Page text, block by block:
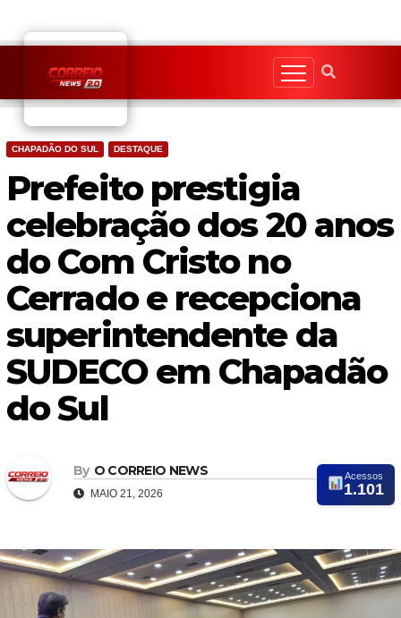
content
CHAPADÃO DO SUL DESTAQUE
Prefeito prestigia
celebração dos 20 anos
do Com Cristo no
Cerrado e recepciona
superintendente da
SUDECO em Chapadão
do Sul
By O CORREIO NEWS
MAIO 21, 2026
Acessos
1.101